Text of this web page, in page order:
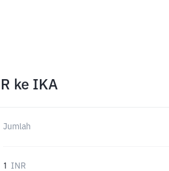
ke IKA
Jumlah
1 INR